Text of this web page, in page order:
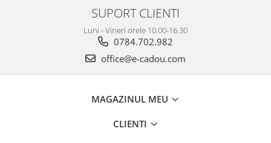
SUPORT CLIENTI
Luni - Vineri orele 10.00-16.30
0784.702.982
office@e-cadou.com
MAGAZINUL MEU
CLIENTI